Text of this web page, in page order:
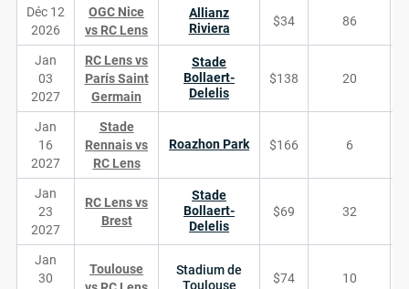
Déc 12
2026
OGC Nice
vs RC Lens
Allianz
Riviera
$34 86
Jan
03
2027
RC Lens vs
Parí­s Saint
Germain­
Stade
Bollaert-
Delelis
$138 20
Jan
16
2027
Stade
Rennais vs
RC Lens
Roazhon Park $166 6
Jan
23
2027
RC Lens vs
Brest
Stade
Bollaert-
Delelis
$69 32
Jan
30
Toulouse
Stadium de
Toulouse
$74 10